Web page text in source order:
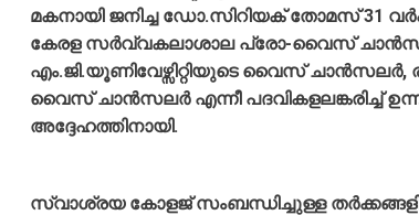
മകനായി ജനിച്ച ഡോ.സിറിയക് തോമസ് 31
കേരള സര്‍വ്വകലാശാല പ്രോ-വൈസ്
എം.ജി.യൂണിവേഴ്സിറ്റിയുടെ വൈസ്
വൈസ് ചാന്‍സലര്‍ എന്നീ പദവികളലങ്കരിച്ച്
അദ്ദേഹത്തിനായി.
സ്വാശ്രയ കോളജ് സംബന്ധിച്ചുള്ള